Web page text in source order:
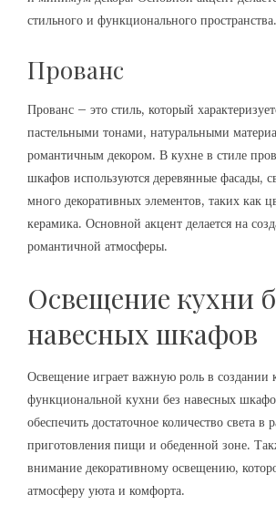
стильного и функционального пространства.
Прованс
Прованс – это стиль, который
пастельными тонами, натуральными
романтичным декором. В кухне в стиле
шкафов используются деревянные фасады,
много декоративных элементов, таких как
керамика. Основной акцент делается на
романтичной атмосферы.
Освещение кухни
навесных шкафов
Освещение играет важную роль в создании
функциональной кухни без навесных
обеспечить достаточное количество света в
приготовления пищи и обеденной зоне.
внимание декоративному освещению,
атмосферу уюта и комфорта.